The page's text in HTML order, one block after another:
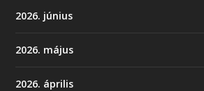
2026. június
2026. május
2026. április